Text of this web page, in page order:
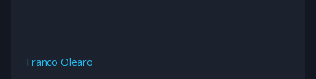
Franco Olearo